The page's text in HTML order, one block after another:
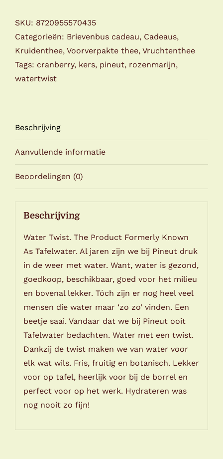
aantal
SKU: 8720955570435
Categorieën: Brievenbus cadeau, Cadeaus,
Kruidenthee, Voorverpakte thee, Vruchtenthee
Tags: cranberry, kers, pineut, rozenmarijn,
watertwist
Beschrijving
Aanvullende informatie
Beoordelingen (0)
Beschrijving
Water Twist. The Product Formerly Known
As Tafelwater. Al jaren zijn we bij Pineut druk
in de weer met water. Want, water is gezond,
goedkoop, beschikbaar, goed voor het milieu
en bovenal lekker. Tóch zijn er nog heel veel
mensen die water maar ‘zo zo’ vinden. Een
beetje saai. Vandaar dat we bij Pineut ooit
Tafelwater bedachten. Water met een twist.
Dankzij de twist maken we van water voor
elk wat wils. Fris, fruitig en botanisch. Lekker
voor op tafel, heerlijk voor bij de borrel en
perfect voor op het werk. Hydrateren was
nog nooit zo fijn!